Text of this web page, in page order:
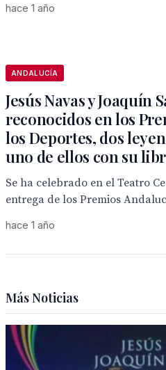
hace 1 año
ANDALUCÍA
Jesús Navas y Joaquín
reconocidos en los
los Deportes, dos
uno de ellos con su
Se ha celebrado en el Teatro
entrega de los Premios
hace 1 año
Más Noticias